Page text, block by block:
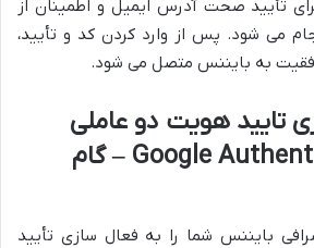
تأیید صحت آدرس ایمیل و اطمینان از
می شود. پس از وارد کردن کد و تأیید،
به بایننس متصل می شود.
تایید هویت دو عاملی
(2FA) با Google Authenticator – گام
بایننس شما را به فعال سازی تأیید